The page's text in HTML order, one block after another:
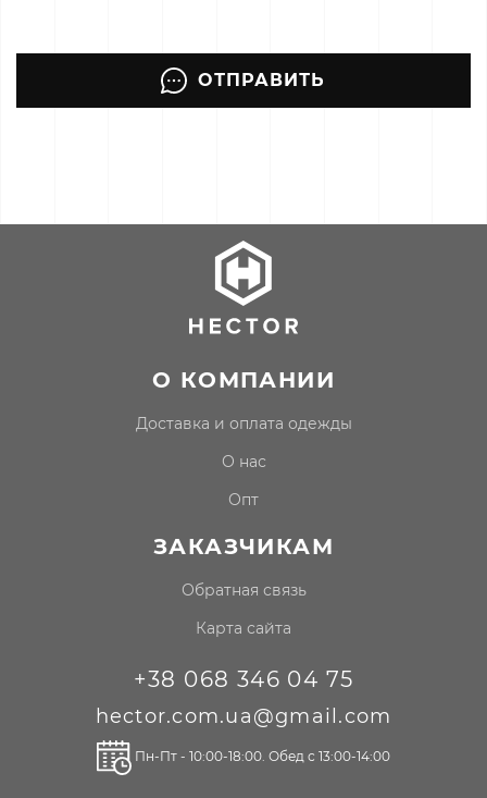
ОТПРАВИТЬ
О КОМПАНИИ
доставка и оплата одежды
о нас
опт
ЗАКАЗЧИКАМ
Обратная связь
Карта сайта
+38 068 346 04 75
hector.com.ua@gmail.com
Пн-Пт - 10:00-18:00. Обед с 13:00-14:00